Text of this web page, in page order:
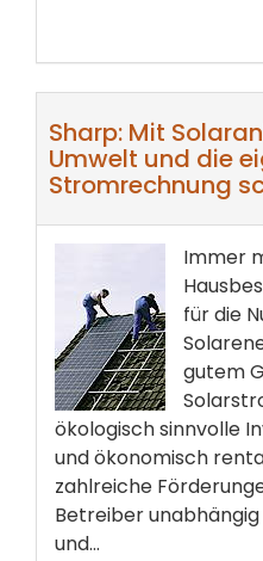
Sharp: Mit
Umwelt und die
Stromrechnung
Immer
für die
gutem
ökologisch sinnvolle
und ökonomisch
zahlreiche
Betreiber
und...